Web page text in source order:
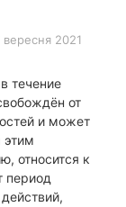
вересня 2021
течение
от
и может
этим
относится к
период